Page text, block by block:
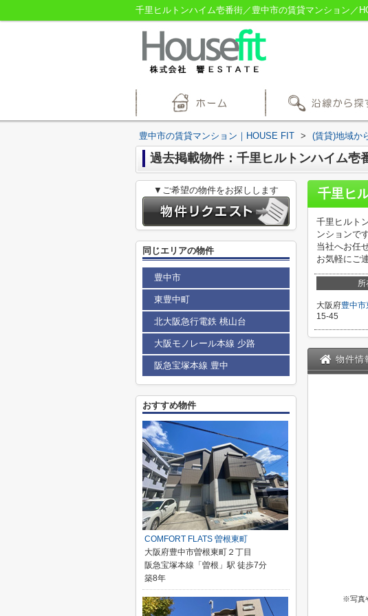
千里ヒルトンハイム壱番街／豊中市の賃貸マンション／
豊中市の賃貸マンション｜HOUSE FIT > (賃貸)地域か
過去掲載物件：千里ヒルトンハイム壱
千里ヒ
千里ヒルト
ンションで
当社へお任
お気軽にご
所
大阪府豊中市
15-45
物件情
※写真
▼ご希望の物件をお探しします
同じエリアの物件
豊中市
東豊中町
北大阪急行電鉄 桃山台
大阪モノレール本線 少路
阪急宝塚本線 豊中
おすすめ物件
COMFORT FLATS 曽根東町
大阪府豊中市曽根東町２丁目
阪急宝塚本線「曽根」駅 徒歩7分
築8年